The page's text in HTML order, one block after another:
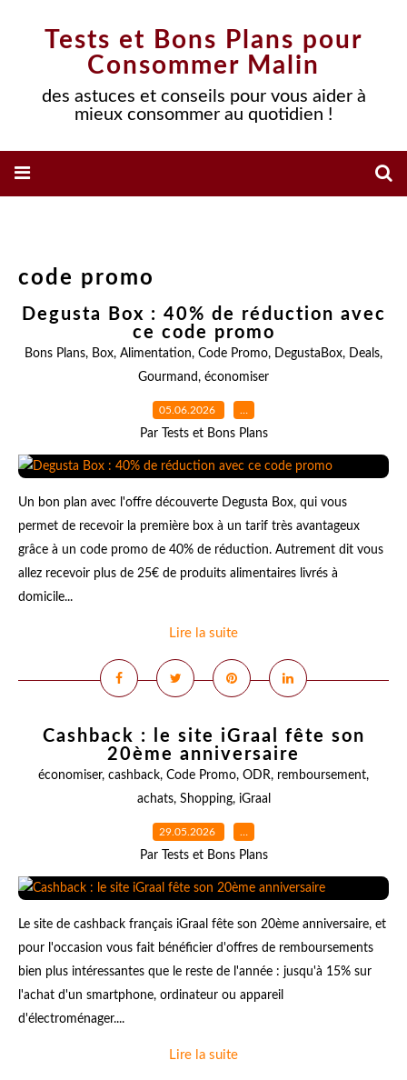
Tests et Bons Plans pour
Consommer Malin
des astuces et conseils pour vous aider à
mieux consommer au quotidien !
code promo
Degusta Box : 40% de réduction avec
ce code promo
Bons Plans, Box, Alimentation, Code Promo, DegustaBox, Deals,
Gourmand, économiser
05.06.2026 …
Par Tests et Bons Plans
Un bon plan avec l'offre découverte Degusta Box, qui vous
permet de recevoir la première box à un tarif très avantageux
grâce à un code promo de 40% de réduction. Autrement dit vous
allez recevoir plus de 25€ de produits alimentaires livrés à
domicile...
Lire la suite
Cashback : le site iGraal fête son
20ème anniversaire
économiser, cashback, Code Promo, ODR, remboursement,
achats, Shopping, iGraal
29.05.2026 …
Par Tests et Bons Plans
Le site de cashback français iGraal fête son 20ème anniversaire, et
pour l'occasion vous fait bénéficier d'offres de remboursements
bien plus intéressantes que le reste de l'année : jusqu'à 15% sur
l'achat d'un smartphone, ordinateur ou appareil
d'électroménager....
Lire la suite